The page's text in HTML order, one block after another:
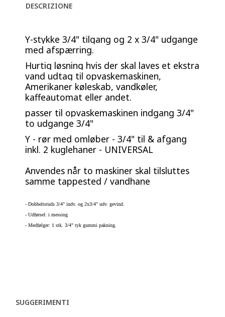
DESCRIZIONE
Y-stykke 3/4" tilgang og 2 x 3/4" udgange
med afspærring.
Hurtig løsning hvis der skal laves et ekstra
vand udtag til opvaskemaskinen,
Amerikaner køleskab, vandkøler,
kaffeautomat eller andet.
passer til opvaskemaskinen indgang 3/4"
to udgange 3/4"
Y - rør med omløber - 3/4" til & afgang
inkl. 2 kuglehaner - UNIVERSAL
Anvendes når to maskiner skal tilsluttes
samme tappested / vandhane
- Dobbeltstuds 3/4" indv. og 2x3/4" udv. gevind.
- Udførsel: i messing
- Medfølger: 1 stk. 3/4" tyk gummi pakning.
SUGGERIMENTI